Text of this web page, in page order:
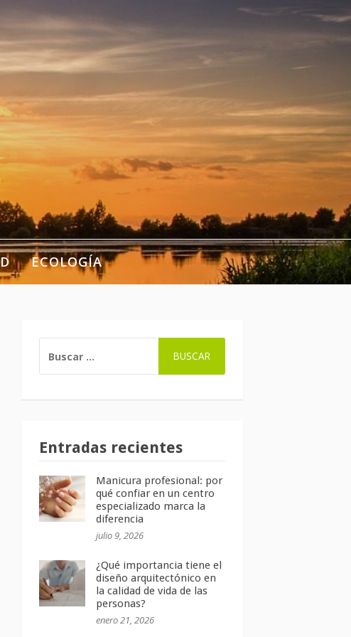
ECOLOGÍA
Entradas recientes
Manicura profesional: por
qué confiar en un centro
especializado marca la
diferencia
julio 9, 2026
¿Qué importancia tiene el
diseño arquitectónico en
la calidad de vida de las
personas?
enero 21, 2026